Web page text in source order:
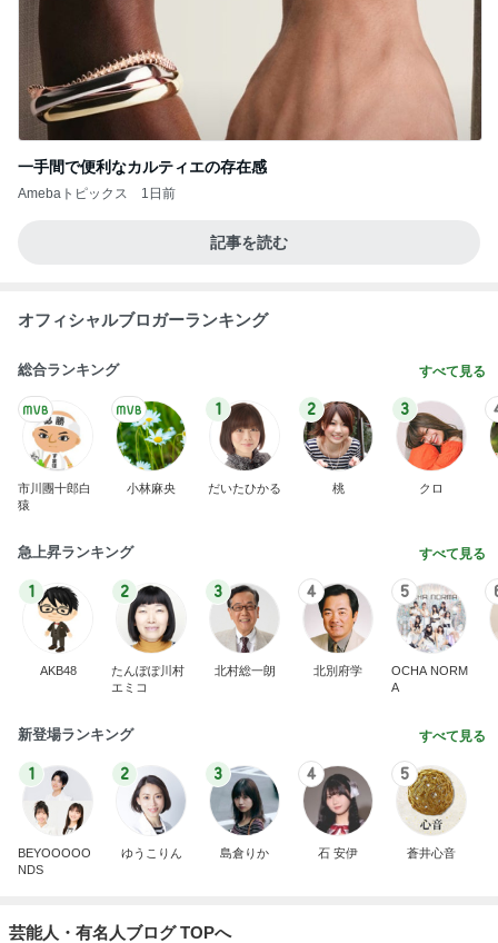
一手間で便利なカルティエの存在感
Amebaトピックス 1日前
記事を読む
オフィシャルブロガーランキング
総合ランキング すべて見る
市川團十郎白
猿
小林麻央
1
だいたひかる
2
桃
3
クロ
急上昇ランキング すべて見る
1
AKB48
2
たんぽぽ川村
エミコ
3
北村総一朗
4
北別府学
5
OCHA NORM
A
新登場ランキング すべて見る
1
BEYOOOOO
NDS
2
ゆうこりん
3
島倉りか
4
石 安伊
5
蒼井心音
芸能人・有名人ブログ TOPへ